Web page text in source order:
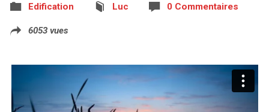
Edification Luc 0 Commentaires
6053 vues